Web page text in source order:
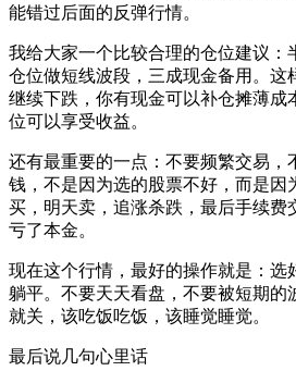
能错过后面的反弹行情。
我给大家一个比较合理的仓位建议：
仓位做短线波段，三成现金备用。这
继续下跌，你有现金可以补仓摊薄成
位可以享受收益。
还有最重要的一点：不要频繁交易，
钱，不是因为选的股票不好，而是因
买，明天卖，追涨杀跌，最后手续费
亏了本金。
现在这个行情，最好的操作就是：选
躺平。不要天天看盘，不要被短期的
就关，该吃饭吃饭，该睡觉睡觉。
最后说几句心里话